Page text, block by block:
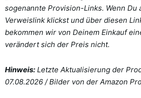
sogenannte Provision-Links. Wenn Du
Verweislink klickst und über diesen
bekommen wir von Deinem Einkauf
verändert sich der Preis nicht.
Hinweis: Letzte Aktualisierung der
07.08.2026 /Bilder von der Amazon